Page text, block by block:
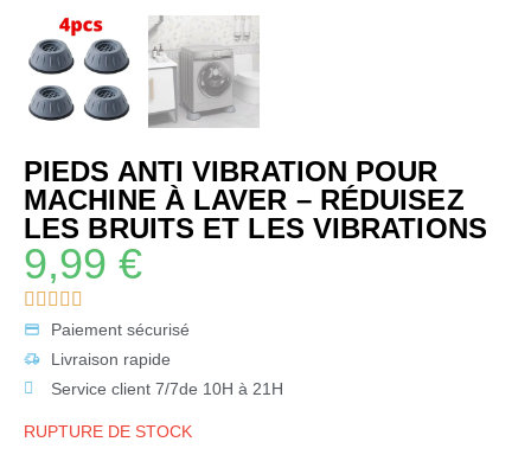
PIEDS ANTI VIBRATION POUR
MACHINE À LAVER – RÉDUISEZ
LES BRUITS ET LES VIBRATIONS
9,99 €
Paiement sécurisé
Livraison rapide
Service client 7/7de 10H à 21H
RUPTURE DE STOCK